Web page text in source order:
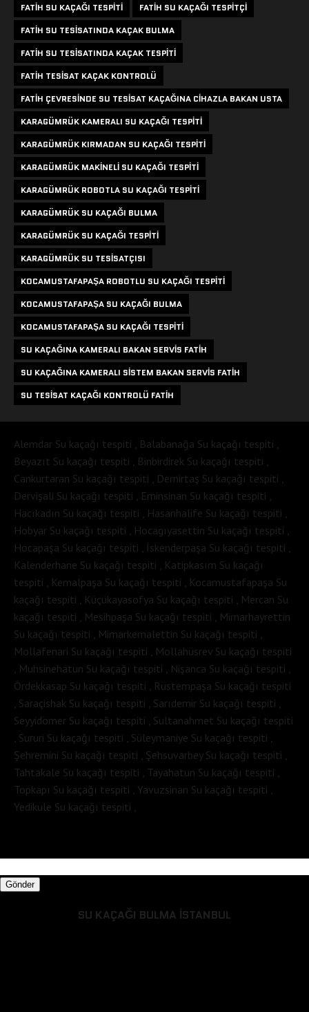
FATIH SU KAÇAĞI TESPITI
FATIH SU KAÇAĞI TESPITÇI
FATIH SU TESISATINDA KAÇAK BULMA
FATIH SU TESISATINDA KAÇAK TESPITI
FATIH TESISAT KAÇAK KONTROLÜ
FATIH ÇEVRESINDE SU TESISAT KAÇAĞINA CIHAZLA BAKAN USTA
KARAGÜMRÜK KAMERALI SU KAÇAĞI TESPITI
KARAGÜMRÜK KIRMADAN SU KAÇAĞI TESPITI
KARAGÜMRÜK MAKINELI SU KAÇAĞI TESPITI
KARAGÜMRÜK ROBOTLA SU KAÇAĞI TESPITI
KARAGÜMRÜK SU KAÇAĞI BULMA
KARAGÜMRÜK SU KAÇAĞI TESPITI
KARAGÜMRÜK SU TESISATÇISI
KOCAMUSTAFAPAŞA ROBOTLU SU KAÇAĞI TESPITI
KOCAMUSTAFAPAŞA SU KAÇAĞI BULMA
KOCAMUSTAFAPAŞA SU KAÇAĞI TESPITI
SU KAÇAĞINA KAMERALI BAKAN SERVIS FATIH
SU KAÇAĞINA KAMERALI SISTEM BAKAN SERVIS FATIH
SU TESISAT KAÇAĞI KONTROLÜ FATIH
Alemdar Su kaçağı tespiti , Balabanağa Su kaçağı tespiti ,
Beyazıt Su kaçağı tespiti , Binbirdirek Su kaçağı tespiti ,
Cankurtaran Su kaçağı tespiti , Demirtaş Su kaçağı tespiti ,
Dervişali Su kaçağı tespiti , Eminsinan Su kaçağı tespiti ,
Hacıkadın Su kaçağı tespiti , Hasanhalife Su kaçağı tespiti ,
Hobyar Su kaçağı tespiti , Hocagıyasettin Su kaçağı tespiti ,
Hocapaşa Su kaçağı tespiti , İskenderpaşa Su kaçağı tespiti ,
Kalenderhane Su kaçağı tespiti , Katipkasım Su kaçağı
tespiti , Kemalpaşa Su kaçağı tespiti , Kocamustafapaşa Su
kaçağı tespiti , Küçükayasofya Su kaçağı tespiti , Mercan Su
kaçağı tespiti , Mesihpaşa Su kaçağı tespiti , Mimarhayrettin
Su kaçağı tespiti , Mimarkemalettin Su kaçağı tespiti ,
Mollafenari Su kaçağı tespiti , Mollahüsrev Su kaçağı tespiti
, Muhsinehatun Su kaçağı tespiti , Nişanca Su kaçağı tespiti ,
Ördekkasap Su kaçağı tespiti , Rüstempaşa Su kaçağı tespiti
, Saraçishak Su kaçağı tespiti , Sarıdemir Su kaçağı tespiti ,
Seyyidömer Su kaçağı tespiti , Sultanahmet Su kaçağı tespiti
, Sururi Su kaçağı tespiti , Süleymaniye Su kaçağı tespiti ,
Şehremini Su kaçağı tespiti , Şehsuvarbey Su kaçağı tespiti ,
Tahtakale Su kaçağı tespiti , Tayahatun Su kaçağı tespiti ,
Topkapı Su kaçağı tespiti , Yavuzsinan Su kaçağı tespiti ,
Yedikule Su kaçağı tespiti ,
Gönder
SU KAÇAĞI BULMA İSTANBUL